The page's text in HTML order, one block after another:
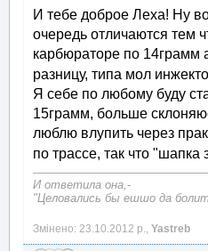
И тебе доброе Леха! Ну
очередь отличаются тем
карбюраторе по 14грамм
разницу, типа мол
Я себе по любому буду
15грамм, больше
люблю влупить через
по трассе, так что
И ответила она,-
"Целовались бы ешшо да
Змінено: 23.10.2012 р., Yastreb